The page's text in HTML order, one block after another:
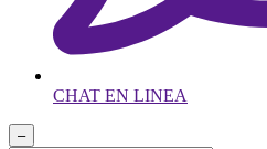
CHAT EN LINEA
–